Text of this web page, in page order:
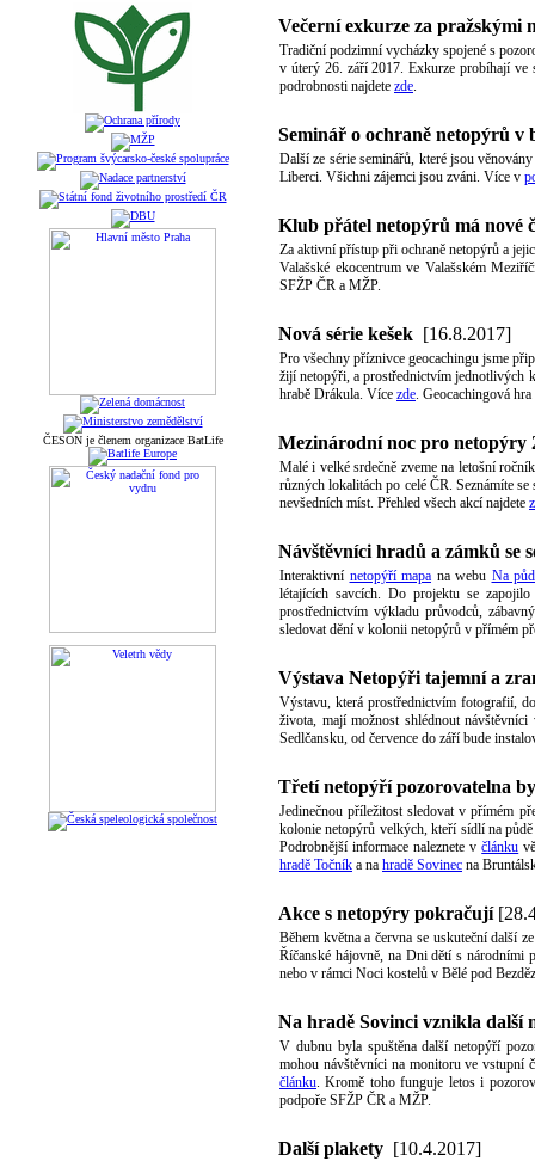
ČESON je členem organizace BatLife
Večerní exkurze za pražskými
Tradiční podzimní vycházky spojené s
v úterý 26. září 2017. Exkurze probíhají ve
podrobnosti najdete zde.
Seminář o ochraně netopýrů v
Další ze série seminářů, které jsou
Liberci. Všichni zájemci jsou zváni. Více v
Klub přátel netopýrů má nové
Za aktivní přístup při ochraně netopýrů a
Valašské ekocentrum ve Valašském
SFŽP ČR a MŽP.
Nová série kešek [16.8.2017]
Pro všechny příznivce geocachingu jsme
žijí netopýři, a prostřednictvím jednotlivých
hrabě Drákula. Více zde. Geocachingová
Mezinárodní noc pro netopýry
Malé i velké srdečně zveme na letošní
různých lokalitách po celé ČR. Seznámíte
nevšedních míst. Přehled všech akcí najdete
Návštěvníci hradů a zámků se
Interaktivní netopýří mapa na webu Na
létajících savcích. Do projektu se
prostřednictvím výkladu průvodců,
sledovat dění v kolonii netopýrů v přímém
Výstava Netopýři tajemní a
Výstavu, která prostřednictvím fotografií,
života, mají možnost shlédnout
Sedlčansku, od července do září bude
Třetí netopýří pozorovatelna
Jedinečnou příležitost sledovat v přímém
kolonie netopýrů velkých, kteří sídlí na
Podrobnější informace naleznete včlánku
hradě Točník a na hradě Sovinec na
Akce s netopýry pokračují
Během května a června se uskuteční další
Říčanské hájovně, na Dni dětí s národními
nebo v rámci Noci kostelů v Bělé pod
Na hradě Sovinci vznikla další
V dubnu byla spuštěna další netopýří
mohou návštěvníci na monitoru ve vstupní
článku. Kromě toho funguje letos i
podpoře SFŽP ČR a MŽP.
Další plakety [10.4.2017]